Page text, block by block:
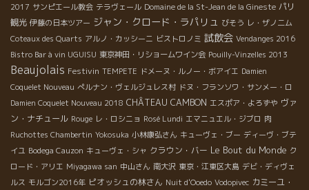
2017 サンピエール教会 テラヴェール Domaine de la St-Jean de la Gineste パリ
観光 伊藤の日本ツアー ジャン・クロード・ラパリュ びそう レ・ザノ二ム
Coteaux des Quarts アルノ・カッシーニ ビストロノミ 試飲会 Vendanges 2016
Bistro Bar à vin UGUISU 東京神田・リショームワイン会 Pouilly-Vinzelles 2013
Beaujolais Festivin TEMPETE ドメーヌ・ルノー・ボアイエ Damien
Coquelet Nouveau ぺルナン・ヴェルジュレス村 ドヌ・フランソワ・サンメー・ロ
Damien Coquelet Nouveau 2018 CHÂTEAU CAMBON エスポア・よろずや ヴァ
ン・ナチュール Rouge レ・ロシニョ Rosé Lundi エマニュエル・ジブロ 肉
Ruchottes Chambertin Yokosuka 小林康弘さん キューヴェ・ブー ディーヴ・ブテ
イユ Bodega Cauzon キューヴェ・シャ クラウン・バー Le Bout du Monde ク
ロード・アリエ Miyagawa san 中山さん 南大沢 東京・江東区大島 デビ・ディヴェ
ルス モルゴン2016年 ピオッシュの林さん Nuit d'Ooedo Vodopivec カミーユ・